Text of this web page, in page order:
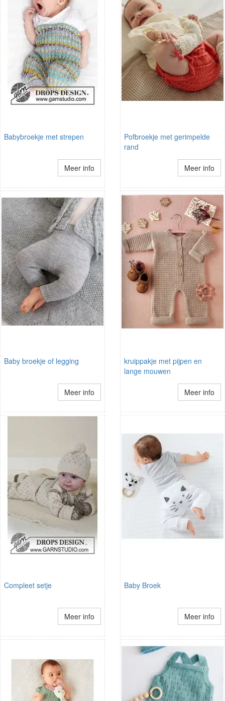
Babybroekje met strepen
Meer info
Pofbroekje met gerimpelde
rand
Meer info
Baby broekje of legging
Meer info
kruippakje met pijpen en
lange mouwen
Meer info
Compleet setje
Meer info
Baby Broek
Meer info